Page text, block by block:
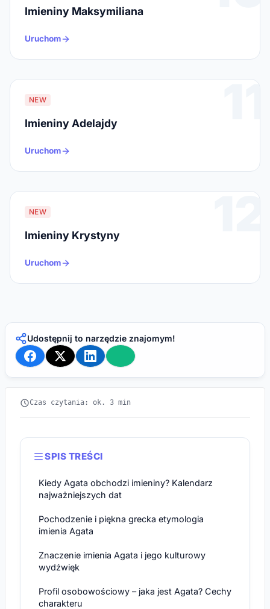
Imieniny Maksymiliana
Uruchom
11
NEW
Imieniny Adelajdy
Uruchom
12
NEW
Imieniny Krystyny
Uruchom
Udostępnij to narzędzie znajomym!
Czas czytania: ok. 3 min
SPIS TREŚCI
Kiedy Agata obchodzi imieniny? Kalendarz
najważniejszych dat
Pochodzenie i piękna grecka etymologia
imienia Agata
Znaczenie imienia Agata i jego kulturowy
wydźwięk
Profil osobowościowy – jaka jest Agata? Cechy
charakteru